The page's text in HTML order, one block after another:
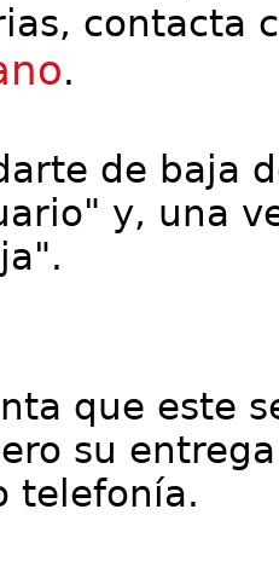
contacta
.
de baja
y, una
que este
su
telefonía.